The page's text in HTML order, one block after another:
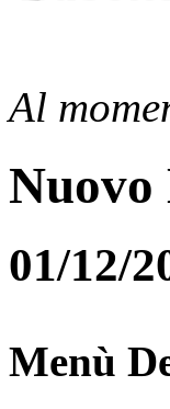
Al
Nuovo
01/12/
Menù